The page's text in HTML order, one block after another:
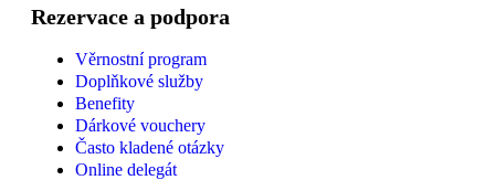
Rezervace a podpora
Věrnostní program
Doplňkové služby
Benefity
Dárkové vouchery
Často kladené otázky
Online delegát